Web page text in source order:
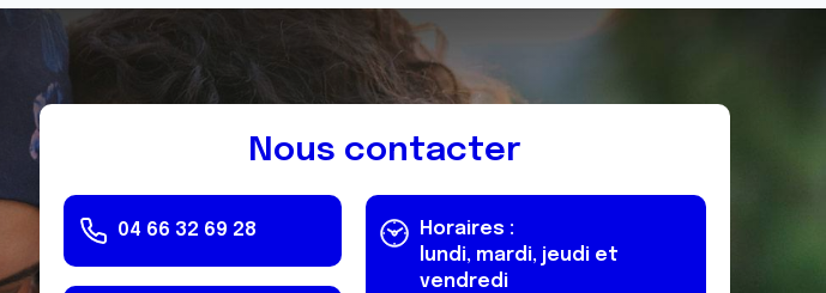
Nous contacter
04 66 32 69 28
Horaires :
lundi, mardi, jeudi et
vendredi